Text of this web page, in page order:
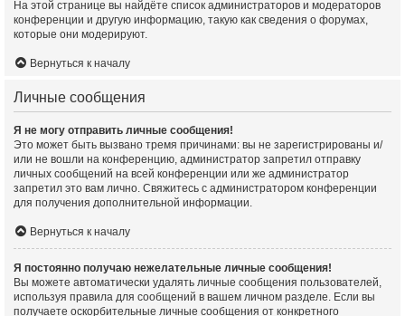
На этой странице вы найдёте список администраторов и модераторов
конференции и другую информацию, такую как сведения о форумах,
которые они модерируют.
Вернуться к началу
Личные сообщения
Я не могу отправить личные сообщения!
Это может быть вызвано тремя причинами: вы не зарегистрированы и/
или не вошли на конференцию, администратор запретил отправку
личных сообщений на всей конференции или же администратор
запретил это вам лично. Свяжитесь с администратором конференции
для получения дополнительной информации.
Вернуться к началу
Я постоянно получаю нежелательные личные сообщения!
Вы можете автоматически удалять личные сообщения пользователей,
используя правила для сообщений в вашем личном разделе. Если вы
получаете оскорбительные личные сообщения от конкретного